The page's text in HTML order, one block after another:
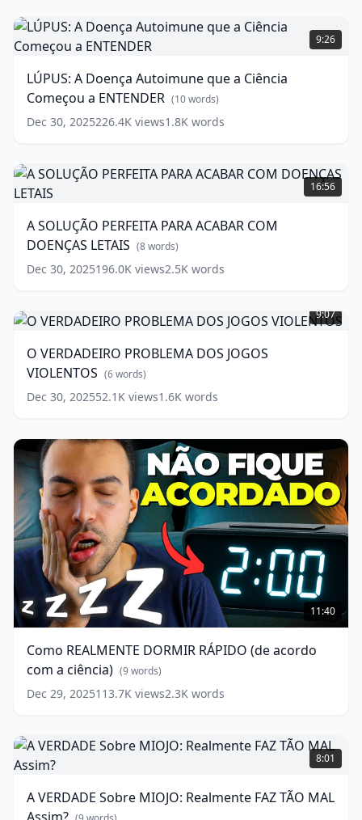
LÚPUS:
A
Doença
Autoimune
que
a
Ciência
Começou
ENTENDER
words)
9:26
LÚPUS: A Doença Autoimune que a Ciência
Começou a ENTENDER (10words)
Dec 30, 2025226.4K views1.8K words
A
SOLUÇÃO
PERFEITA
ACABAR
COM
DOENÇAS
LETAIS
16:56
A SOLUÇÃO PERFEITA PARA ACABAR COM
DOENÇAS LETAIS (8words)
Dec 30, 2025196.0K views2.5K words
VERDADEIRO
PROBLEMA
JOGOS
VIOLENTOS (6
words)
9:07
O VERDADEIRO PROBLEMA DOS JOGOS
VIOLENTOS (6words)
Dec 30, 202552.1K views1.6K words
Como
REALMENTE
DORMIR
(de
acordo
com
a
words)
11:40
Como REALMENTE DORMIR RÁPIDO (de acordo
com a ciência) (9words)
Dec 29, 2025113.7K views2.3K words
A
VERDADE
Sobre
Realmente
8:01
A VERDADE Sobre MIOJO: Realmente FAZ TÃO MAL